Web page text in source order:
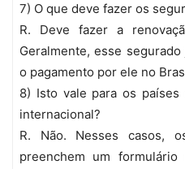
7) O que deve fazer os
R. Deve fazer a
Geralmente, esse
o pagamento por ele no
8) Isto vale para os
internacional?
R. Não. Nesses casos,
preenchem um